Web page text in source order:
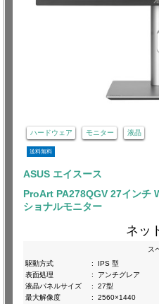
ハードウェア モニター 液晶
送料無料
ASUS エイスース
ProArt PA278QGV 27インチ
ショナルモニター
ネッ
ス
駆動方式
:
IPS 型
表面処理
:
アンチグレア
液晶パネルサイズ
:
27型
最大解像度
:
2560×1440